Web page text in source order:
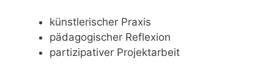
künstlerischer Praxis
pädagogischer Reflexion
partizipativer Projektarbeit